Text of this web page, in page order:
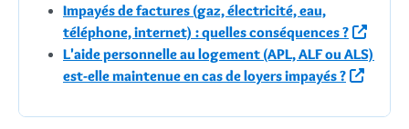
Impayés de factures (gaz, électricité, eau,
téléphone, internet) : quelles conséquences ?
L'aide personnelle au logement (APL, ALF ou ALS)
est-elle maintenue en cas de loyers impayés ?